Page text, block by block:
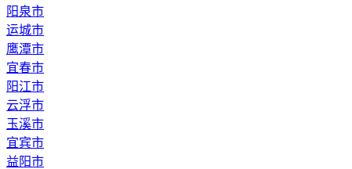
阳泉市
运城市
鹰潭市
宜春市
阳江市
云浮市
玉溪市
宜宾市
益阳市